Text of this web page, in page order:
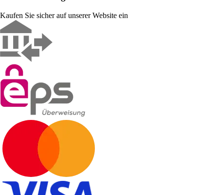
Kaufen Sie sicher auf unserer Website ein